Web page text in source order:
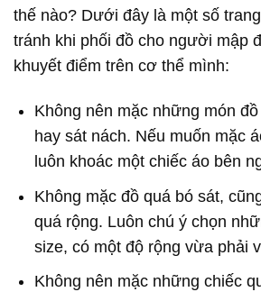
thế nào? Dưới đây là một số
tránh khi phối đồ cho người mập
khuyết điểm trên cơ thể mình:
Không nên mặc những món
hay sát nách. Nếu muốn mặc
luôn khoác một chiếc áo bên
Không mặc đồ quá bó sát,
quá rộng. Luôn chú ý chọn
size, có một độ rộng vừa phải
Không nên mặc những chiếc